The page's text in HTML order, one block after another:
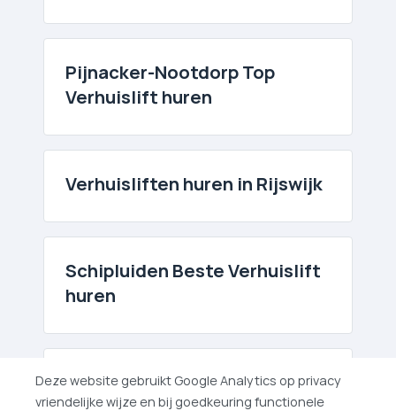
Pijnacker-Nootdorp Top
Verhuislift huren
Verhuislift­en huren in Rijswijk
Schipluiden Beste Verhuislift
huren
Wassenaar Verhuislift huren
Deze website gebruikt Google Analytics op privacy
vriendelijke wijze en bij goedkeuring functionele